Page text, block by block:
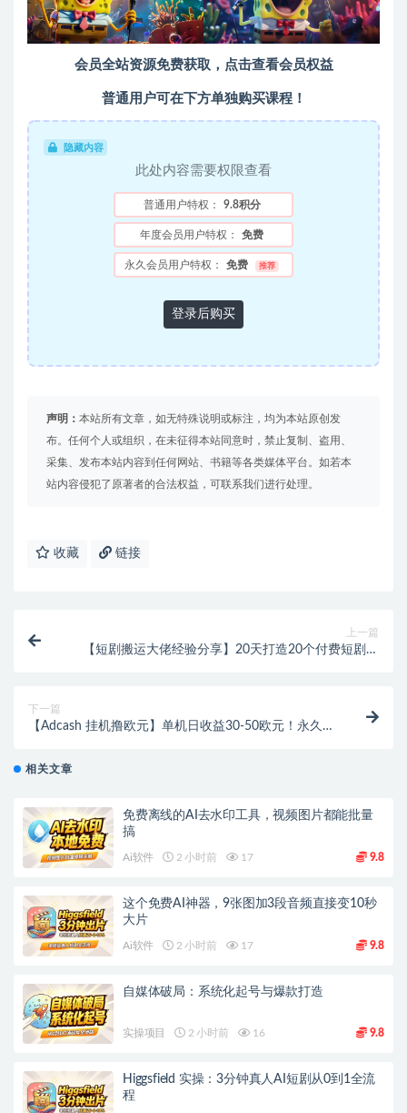
会员全站资源免费获取，点击查看会员权益
普通用户可在下方单独购买课程！
隐藏内容
此处内容需要权限查看
普通用户特权： 9.8积分
年度会员用户特权： 免费
永久会员用户特权： 免费 推荐
登录后购买
声明： 本站所有文章，如无特殊说明或标注，均为本站原创发
布。任何个人或组织，在未征得本站同意时，禁止复制、盗用、
采集、发布本站内容到任何网站、书籍等各类媒体平台。如若本
站内容侵犯了原著者的合法权益，可联系我们进行处理。
收藏 链接
上一篇
【短剧搬运大佬经验分享】20天打造20个付费短剧账
下一篇
【Adcash 挂机撸欧元】单机日收益30-50欧元！永久脚
相关文章
免费离线的AI去水印工具，视频图片都能批量
搞
Ai软件 2 小时前 17 9.8
这个免费AI神器，9张图加3段音频直接变10秒
大片
Ai软件 2 小时前 17 9.8
自媒体破局：系统化起号与爆款打造
实操项目 2 小时前 16 9.8
Higgsfield 实操：3分钟真人AI短剧从0到1全流
程